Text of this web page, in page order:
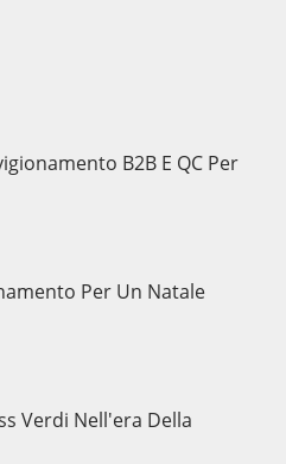
B2B E QC Per
Per Un Natale
Verdi Nell'era Della